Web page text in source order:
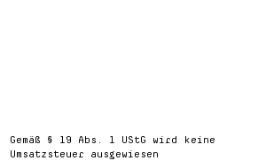
Gemäß § 19 Abs. 1 UStG wird keine
Umsatzsteuer ausgewiesen